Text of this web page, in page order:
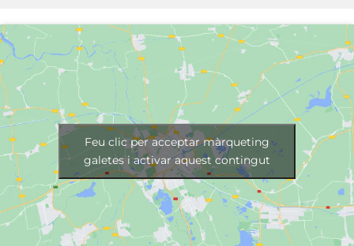
Feu clic per acceptar màrqueting
galetes i activar aquest contingut